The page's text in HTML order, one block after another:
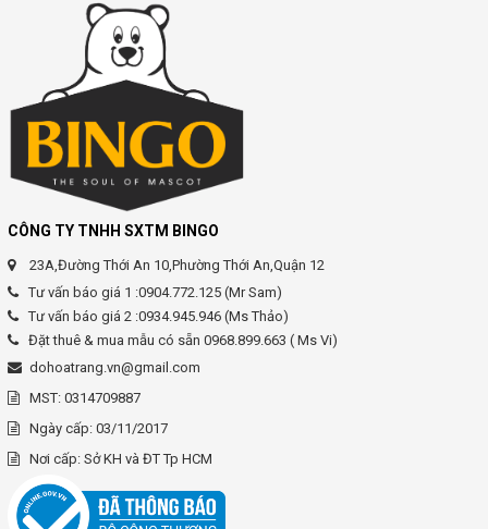
CÔNG TY TNHH SXTM BINGO
23A,Đường Thới An 10,Phường Thới An,Quận 12
Tư vấn báo giá 1 :0904.772.125 (Mr Sam)
Tư vấn báo giá 2 :0934.945.946 (Ms Thảo)
Đặt thuê & mua mẫu có sẵn 0968.899.663 ( Ms Vi)
dohoatrang.vn@gmail.com
MST: 0314709887
Ngày cấp: 03/11/2017
Nơi cấp: Sở KH và ĐT Tp HCM